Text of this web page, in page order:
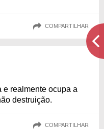
COMPARTILHAR
e realmente ocupa a
destruição.
COMPARTILHAR